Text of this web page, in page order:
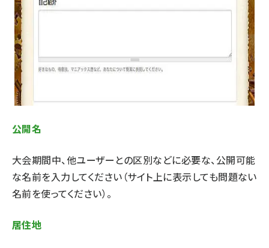
公開名
大会期間中、他ユーザーとの区別などに必要な、公開可能
な名前を入力してください（サイト上に表示しても問題ない
名前を使ってください）。
居住地